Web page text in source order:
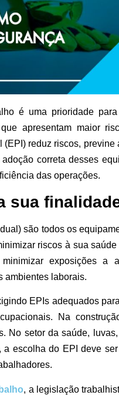
é uma prioridade
apresentam maior
reduz riscos,
correta desses
das operações.
sua
são todos os
riscos à sua
exposições a
ambientes laborais.
EPIs adequados
Na
No setor da saúde,
a escolha do EPI deve
, a legislação